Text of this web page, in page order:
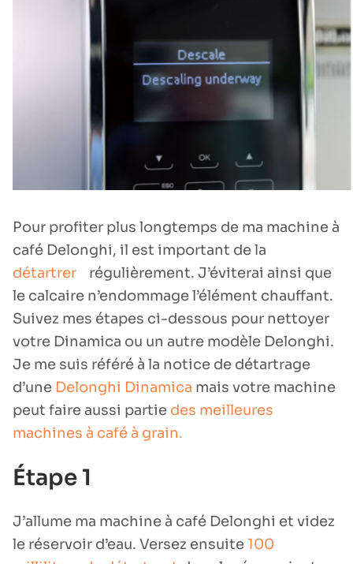
Pour profiter plus longtemps de ma machine à
café Delonghi, il est important de la
détartrer
régulièrement. J’éviterai ainsi que
le calcaire n’endommage l’élément chauffant.
Suivez mes étapes ci-dessous pour nettoyer
votre Dinamica ou un autre modèle Delonghi.
Je me suis référé à la notice de détartrage
d’une Delonghi Dinamica mais votre machine
peut faire aussi partie des meilleures
machines à café à grain.
Étape 1
J’allume ma machine à café Delonghi et videz
le réservoir d’eau. Versez ensuite100